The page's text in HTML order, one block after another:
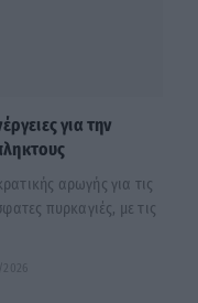
για την
αρωγής για τις
πυρκαγιές, με τις